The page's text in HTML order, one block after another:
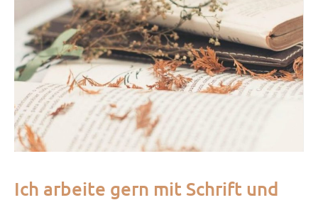
Ich arbeite gern mit Schrift und